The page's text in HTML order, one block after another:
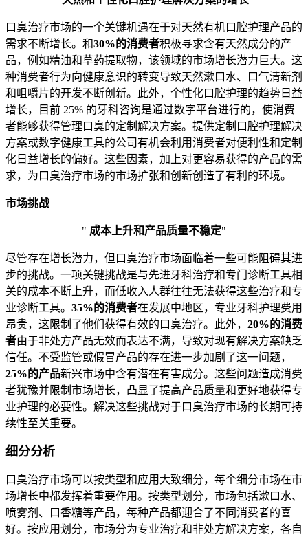
口臭治疗市场的一个关键机遇在于对天然有机口腔护理产品的
需求不断增长。和30%的消费者积极寻求含有天然成分的产
品，例如精油和草药提取物，该领域的市场增长潜力巨大。这
种消费者行为向健康意识的转变导致天然漱口水、口气清新剂
和咀嚼片的开发不断创新。此外，个性化口腔护理的趋势日益
增长，目前 25% 的牙科咨询是通过数字平台进行的，使消费
者能够获得管理口臭的定制解决方案。提供定制口腔护理解决
方案或数字健康工具的公司有机会利用消费者对便利性和定制
化日益增长的偏好。这些因素，加上对更容易获得的产品的需
求，为口臭治疗市场的市场扩张和创新创造了有利的环境。
市场挑战
" 成本上升和产品质量不稳定"
尽管存在增长潜力，但口臭治疗市场面临着一些可能阻碍其进
步的挑战。一项关键挑战是与先进牙科治疗和专门诊断工具相
关的成本不断上升，而低收入人群往往无法获得这些治疗和专
业诊断工具。 35%的消费者在发展中地区，专业牙科护理费用
昂贵，这限制了他们获得有效的口臭治疗。此外， 20%的消费
者由于非处方产品无效而表达不满，导致对现有解决方案缺乏
信任。不受监管或假冒产品的存在进一步加剧了这一问题，
25%的产品新兴市场中含有潜在有害成分。这些问题造成消费
者犹豫并限制市场增长，凸显了提高产品质量和更好地获得专
业护理的必要性。解决这些挑战对于口臭治疗市场的长期可持
续性至关重要。
细分分析
口臭治疗市场可以按类型和应用大致细分，每个细分市场在市
场增长中都发挥着重要作用。按类型划分，市场包括漱口水、
喷雾剂、口香糖等产品，每种产品都迎合了不同消费者的喜
好。按应用划分，市场分为专业治疗和非处方解决方案，各自